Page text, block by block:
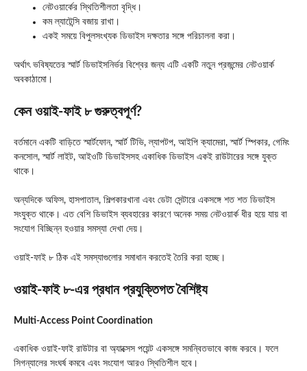
নেটওয়ার্কের স্থিতিশীলতা বৃদ্ধি।
কম ল্যাটেন্সি বজায় রাখা।
একই সময়ে বিপুলসংখ্যক ডিভাইস দক্ষতার সঙ্গে পরিচালনা করা।
অর্থাৎ ভবিষ্যতের স্মার্ট ডিভাইসনির্ভর বিশ্বের জন্য এটি একটি নতুন প্রজন্মের নেটওয়ার্ক
অবকাঠামো।
কেন ওয়াই-ফাই ৮ গুরুত্বপূর্ণ?
বর্তমানে একটি বাড়িতে স্মার্টফোন, স্মার্ট টিভি, ল্যাপটপ, আইপি ক্যামেরা, স্মার্ট স্পিকার, গেমিং
কনসোল, স্মার্ট লাইট, আইওটি ডিভাইসসহ একাধিক ডিভাইস একই রাউটারের সঙ্গে যুক্ত
থাকে।
অন্যদিকে অফিস, হাসপাতাল, শিল্পকারখানা এবং ডেটা সেন্টারে একসঙ্গে শত শত ডিভাইস
সংযুক্ত থাকে। এত বেশি ডিভাইস ব্যবহারের কারণে অনেক সময় নেটওয়ার্ক ধীর হয়ে যায় বা
সংযোগ বিচ্ছিন্ন হওয়ার সমস্যা দেখা দেয়।
ওয়াই-ফাই ৮ ঠিক এই সমস্যাগুলোর সমাধান করতেই তৈরি করা হচ্ছে।
ওয়াই-ফাই ৮-এর প্রধান প্রযুক্তিগত বৈশিষ্ট্য
Multi-Access Point Coordination
একাধিক ওয়াই-ফাই রাউটার বা অ্যাক্সেস পয়েন্ট একসঙ্গে সমন্বিতভাবে কাজ করবে। ফলে
সিগন্যালের সংঘর্ষ কমবে এবং সংযোগ আরও স্থিতিশীল হবে।